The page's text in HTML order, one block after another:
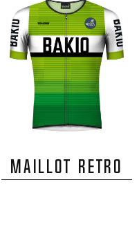
MAILLOT RETRO